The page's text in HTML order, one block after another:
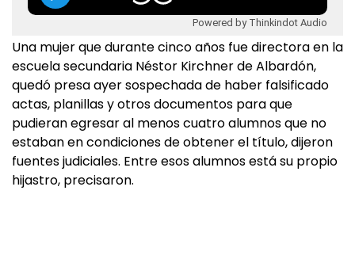
Powered by Thinkindot Audio
Una mujer que durante cinco años fue directora en la
escuela secundaria Néstor Kirchner de Albardón,
quedó presa ayer sospechada de haber falsificado
actas, planillas y otros documentos para que
pudieran egresar al menos cuatro alumnos que no
estaban en condiciones de obtener el título, dijeron
fuentes judiciales. Entre esos alumnos está su propio
hijastro, precisaron.